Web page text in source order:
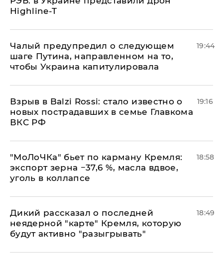
Highline-T
Чалый предупредил о следующем
шаге Путина, направленном на то,
чтобы Украина капитулировала
19:44
Взрыв в Balzi Rossi: стало известно о
новых пострадавших в семье Главкома
ВКС РФ
19:16
​"МоЛоЧКа" бьет по карману Кремля:
экспорт зерна −37,6 %, масла вдвое,
уголь в коллапсе
18:58
Дикий рассказал о последней
неядерной "карте" Кремля, которую
будут активно "разыгрывать"
18:49